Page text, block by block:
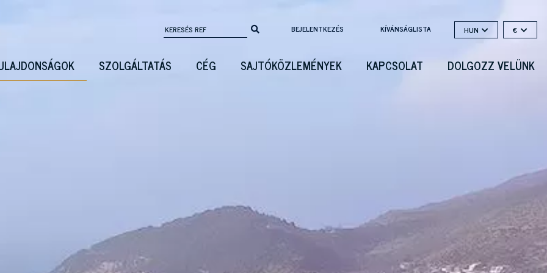
BEJELENTKEZÉS KÍVÁNSÁGLISTA HUN €
SZOLGÁLTATÁS CÉG SAJTÓKÖZLEMÉNYEK KAPCSOLAT DOLGOZZ VELÜNK